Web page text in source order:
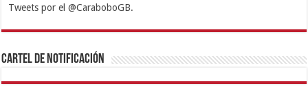
Tweets por el @CaraboboGB.
1xbetBetturkeyBetistKralbetSupertotobetTipobetMatadorbetMariobet
https://mvbcasino.com/
Cartel de Notificación